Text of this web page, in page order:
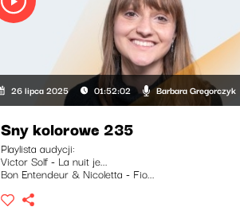
26 lipca 2025 01:52:02 Barbara Gregorczyk
Sny kolorowe 235
Playlista audycji:
Victor Solf - La nuit je...
Bon Entendeur & Nicoletta - Fio...